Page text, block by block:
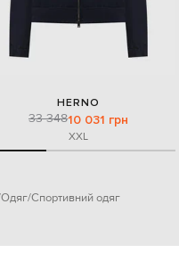
HERNO
33 34810 031 грн
XXL
Одяг Спортивний одяг